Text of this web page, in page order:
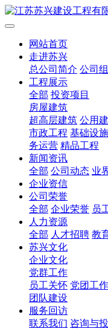
网站首页
走进苏兴
总公司简介 公司
工程展示
全部 投资项目
房屋建筑
超高层建筑 公用
市政工程 基础设施
务运营 精品工程
新闻资讯
全部 公司动态 业
企业资信
公司荣誉
全部 企业荣誉 员
人力资源
全部 人才招聘 教
苏兴文化
企业文化
党群工作
员工关怀 党团工作
团队建设
服务回访
联系我们 咨询与